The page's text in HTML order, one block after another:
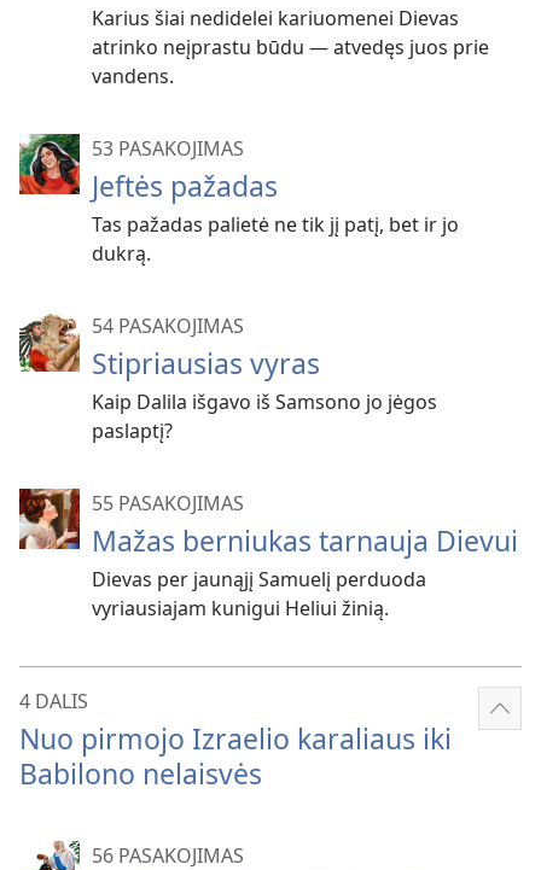
Karius šiai nedidelei kariuomenei Dievas
atrinko neįprastu būdu — atvedęs juos prie
vandens.
53 PASAKOJIMAS
Jeftės pažadas
Tas pažadas palietė ne tik jį patį, bet ir jo
dukrą.
54 PASAKOJIMAS
Stipriausias vyras
Kaip Dalila išgavo iš Samsono jo jėgos
paslaptį?
55 PASAKOJIMAS
Mažas berniukas tarnauja Dievui
Dievas per jaunąjį Samuelį perduoda
vyriausiajam kunigui Heliui žinią.
4 DALIS
Nuo pirmojo Izraelio karaliaus iki
Babilono nelaisvės
56 PASAKOJIMAS